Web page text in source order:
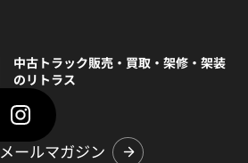
中古トラック販売・買取・架修・架装
のリトラス
メールマガジン